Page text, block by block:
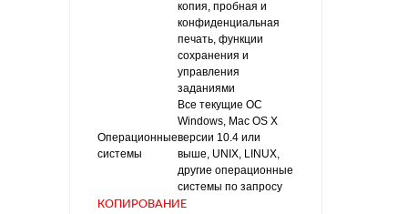
копия, пробная и
конфиденциальная
печать, функции
сохранения и
управления
заданиями
Операционные
системы
Все текущие ОС
Windows, Mac OS X
версии 10.4 или
выше, UNIX, LINUX,
другие операционные
системы по запросу
КОПИРОВАНИЕ